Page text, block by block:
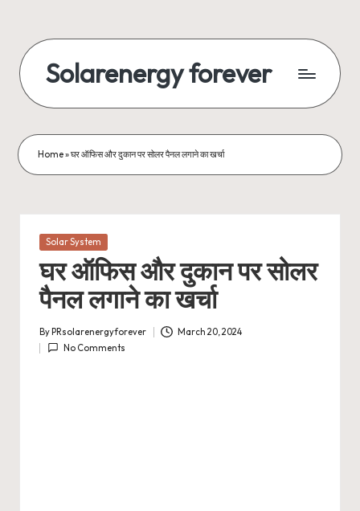
content
Solarenergy forever
बिजली
Home»घर ऑफिस और दुकान पर सोलर पैनल लगाने का खर्चा
Posted
Solar System
घर ऑफिस और दुकान पर सोलर
पैनल लगाने का खर्चा
Posted
by
By PRsolarenergyforever
March 20, 2024
No Comments